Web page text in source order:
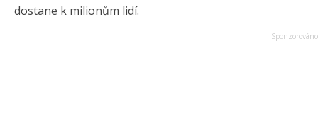
dostane k milionům lidí.